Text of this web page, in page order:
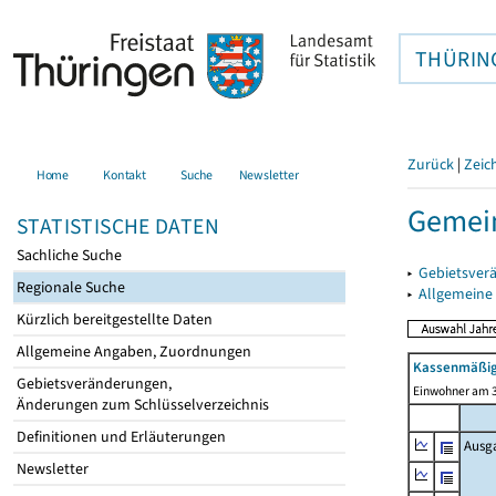
Home Kontakt Suche Newsletter
STATISTISCHE DATEN
Sachliche Suche
Regionale Suche
Kürzlich bereitgestellte Daten
Allgemeine Angaben, Zuordnungen
Gebietsveränderungen,
Änderungen zum Schlüsselverzeichnis
Definitionen und Erläuterungen
Newsletter
Zurück |
▸
▸
Einwohner am